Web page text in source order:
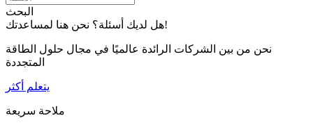
البحث
هل لديك أسئلة؟ نحن هنا لمساعدتك!
نحن من بين الشركات الرائدة عالميًا في مجال حلول الطاقة
المتجددة
يتعلم أكثر
ملاحة سريعة